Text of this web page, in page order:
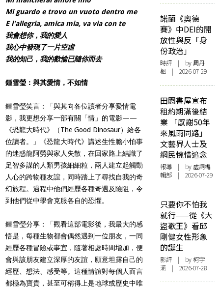
Mi guardo e trovo un vuoto dentro me
E l'allegria, amica mia, va via con te
我會想你，我的愛人
我心中發現了一片空虛
我的知己，我的歡愉已隨你而去
鍾雪瑩：與其愛情，不如情
鍾雪瑩笑言：「與其向各位讀者分享愛情電
影，我更想分享一部有關「情」的電影——
《恐龍大時代》（The Good Dinosaur）給各
位讀者。」《恐龍大時代》講述生性膽小怕事
的迷惑龍阿勞與家人失散，在回家路上結識了
足智多謀的人類男孩細細粒，兩人建立起觸動
人心的跨物種友誼，同時踏上了尋找自我的奇
幻旅程。過程中他們經歷各種奇遇及險阻，令
到他們從中學會克服各自的恐懼。
鍾雪瑩分享：「觀看這部電影後，我最大的感
悟是，每種生物都會偶然遇到一位朋友，一同
經歷各種冒險或事宜，隨著相處時間增加，便
會與該朋友建立深厚的友誼，願意坦露自己的
經歷、想法、感受等。這種情誼對每個人而言
都極為寶貴，甚至可稱得上是地球或歷史中唯
諾蘭《奧德
賽》中DEI的開
放性與反「身
份政治」
時評 | by周丹
楓 | 2026-07-29
田園書屋宣布
租約期滿後結
業 「感謝50年
來風雨同路」
文藝界人士及
網民惋惜追念
報導 | by 虛詞編
輯部 | 2026-07-29
只要你不怕我
就行——從《大
盜歌王》看邱
剛健女性形象
的誕生
影評 | by 柯宇
涵 | 2026-07-28